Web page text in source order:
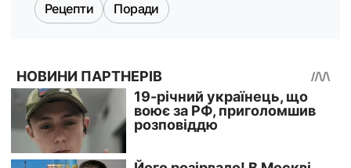
Рецепти Поради